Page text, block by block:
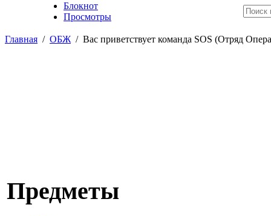
Блокнот
Просмотры
Главная / ОБЖ / Вас приветствует команда SOS (Отряд
Предметы